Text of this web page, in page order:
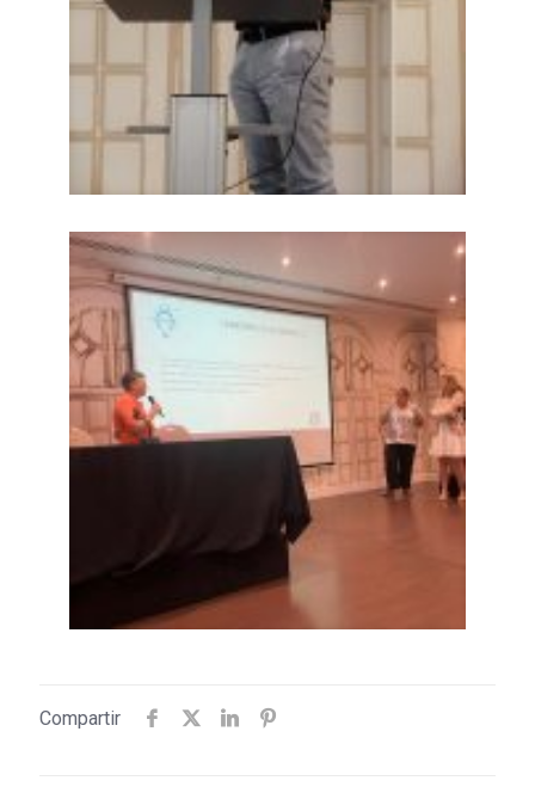
Compartir